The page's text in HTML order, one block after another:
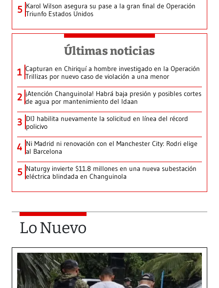
5 Karol Wilson asegura su pase a la gran final de Operación
Triunfo Estados Unidos
Últimas noticias
1 Capturan en Chiriquí a hombre investigado en la Operación
Trillizas por nuevo caso de violación a una menor
2 ¡Atención Changuinola! Habrá baja presión y posibles cortes
de agua por mantenimiento del Idaan
3 DIJ habilita nuevamente la solicitud en línea del récord
policivo
4 Ni Madrid ni renovación con el Manchester City: Rodri elige
al Barcelona
5 Naturgy invierte $11.8 millones en una nueva subestación
eléctrica blindada en Changuinola
Lo Nuevo